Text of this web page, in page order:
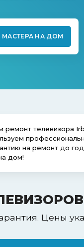
МАСТЕРА НА ДОМ
ремонт телевизора
на ремонт до
дом!
Цены